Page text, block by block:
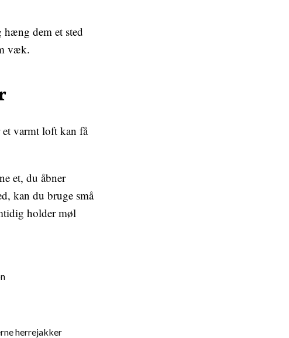
hæng dem et sted
væk.
varmt loft kan få
et, du åbner
kan du bruge små
holder møl
herrejakker